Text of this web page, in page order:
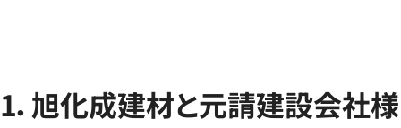
1．旭化成建材と元請建設会社様